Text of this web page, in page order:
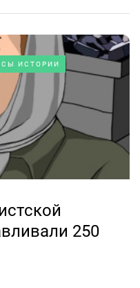
ИСТОРИИ
250